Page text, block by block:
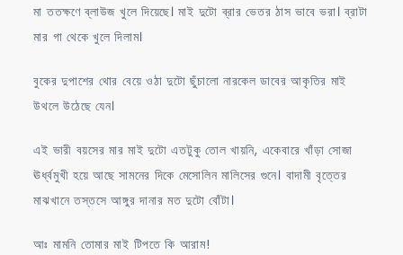
মা ততক্ষণে ব্লাউজ খুলে দিয়েছে। মাই দুটো ব্রার ভেতর ঠাস ভাবে ভরা। ব্রাটা
মার গা থেকে খুলে দিলাম।
বুকের দুপাশের থোর বেয়ে ওঠা দুটো ছুঁচালো নারকেল ডাবের আকৃতির মাই
উথলে উঠেছে যেন।
এই ভারী বয়সের মার মাই দুটো এতটুকু তোল খায়নি, একেবারে খাঁড়া সোজা
ঊর্ধ্বমুখী হয়ে আছে সামনের দিকে মেসোলিন মালিসের গুনে। বাদামী বৃত্তের
মাঝখানে তস্তসে আঙ্গুর দানার মত দুটো বোঁটা।
আঃ মামনি তোমার মাই টিপতে কি আরাম!